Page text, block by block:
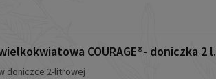
COURAGE®- doniczka 2 l.
doniczce 2-litrowej